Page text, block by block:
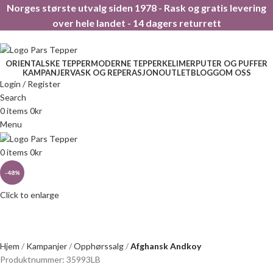
Norges største utvalg siden 1978 - Rask og gratis levering
over hele landet - 14 dagers returrett
ORIENTALSKE TEPPERMODERNE TEPPERKELIMERPUTER OG PUFFER
KAMPANJERVASK OG REPERASJONOUTLETBLOGGOM OSS
Login / Register
Search
0items 0kr
Menu
0items 0kr
-48%
Click to enlarge
Hjem Kampanjer Opphørssalg
Afghansk Andkoy
Produktnummer: 35993LB